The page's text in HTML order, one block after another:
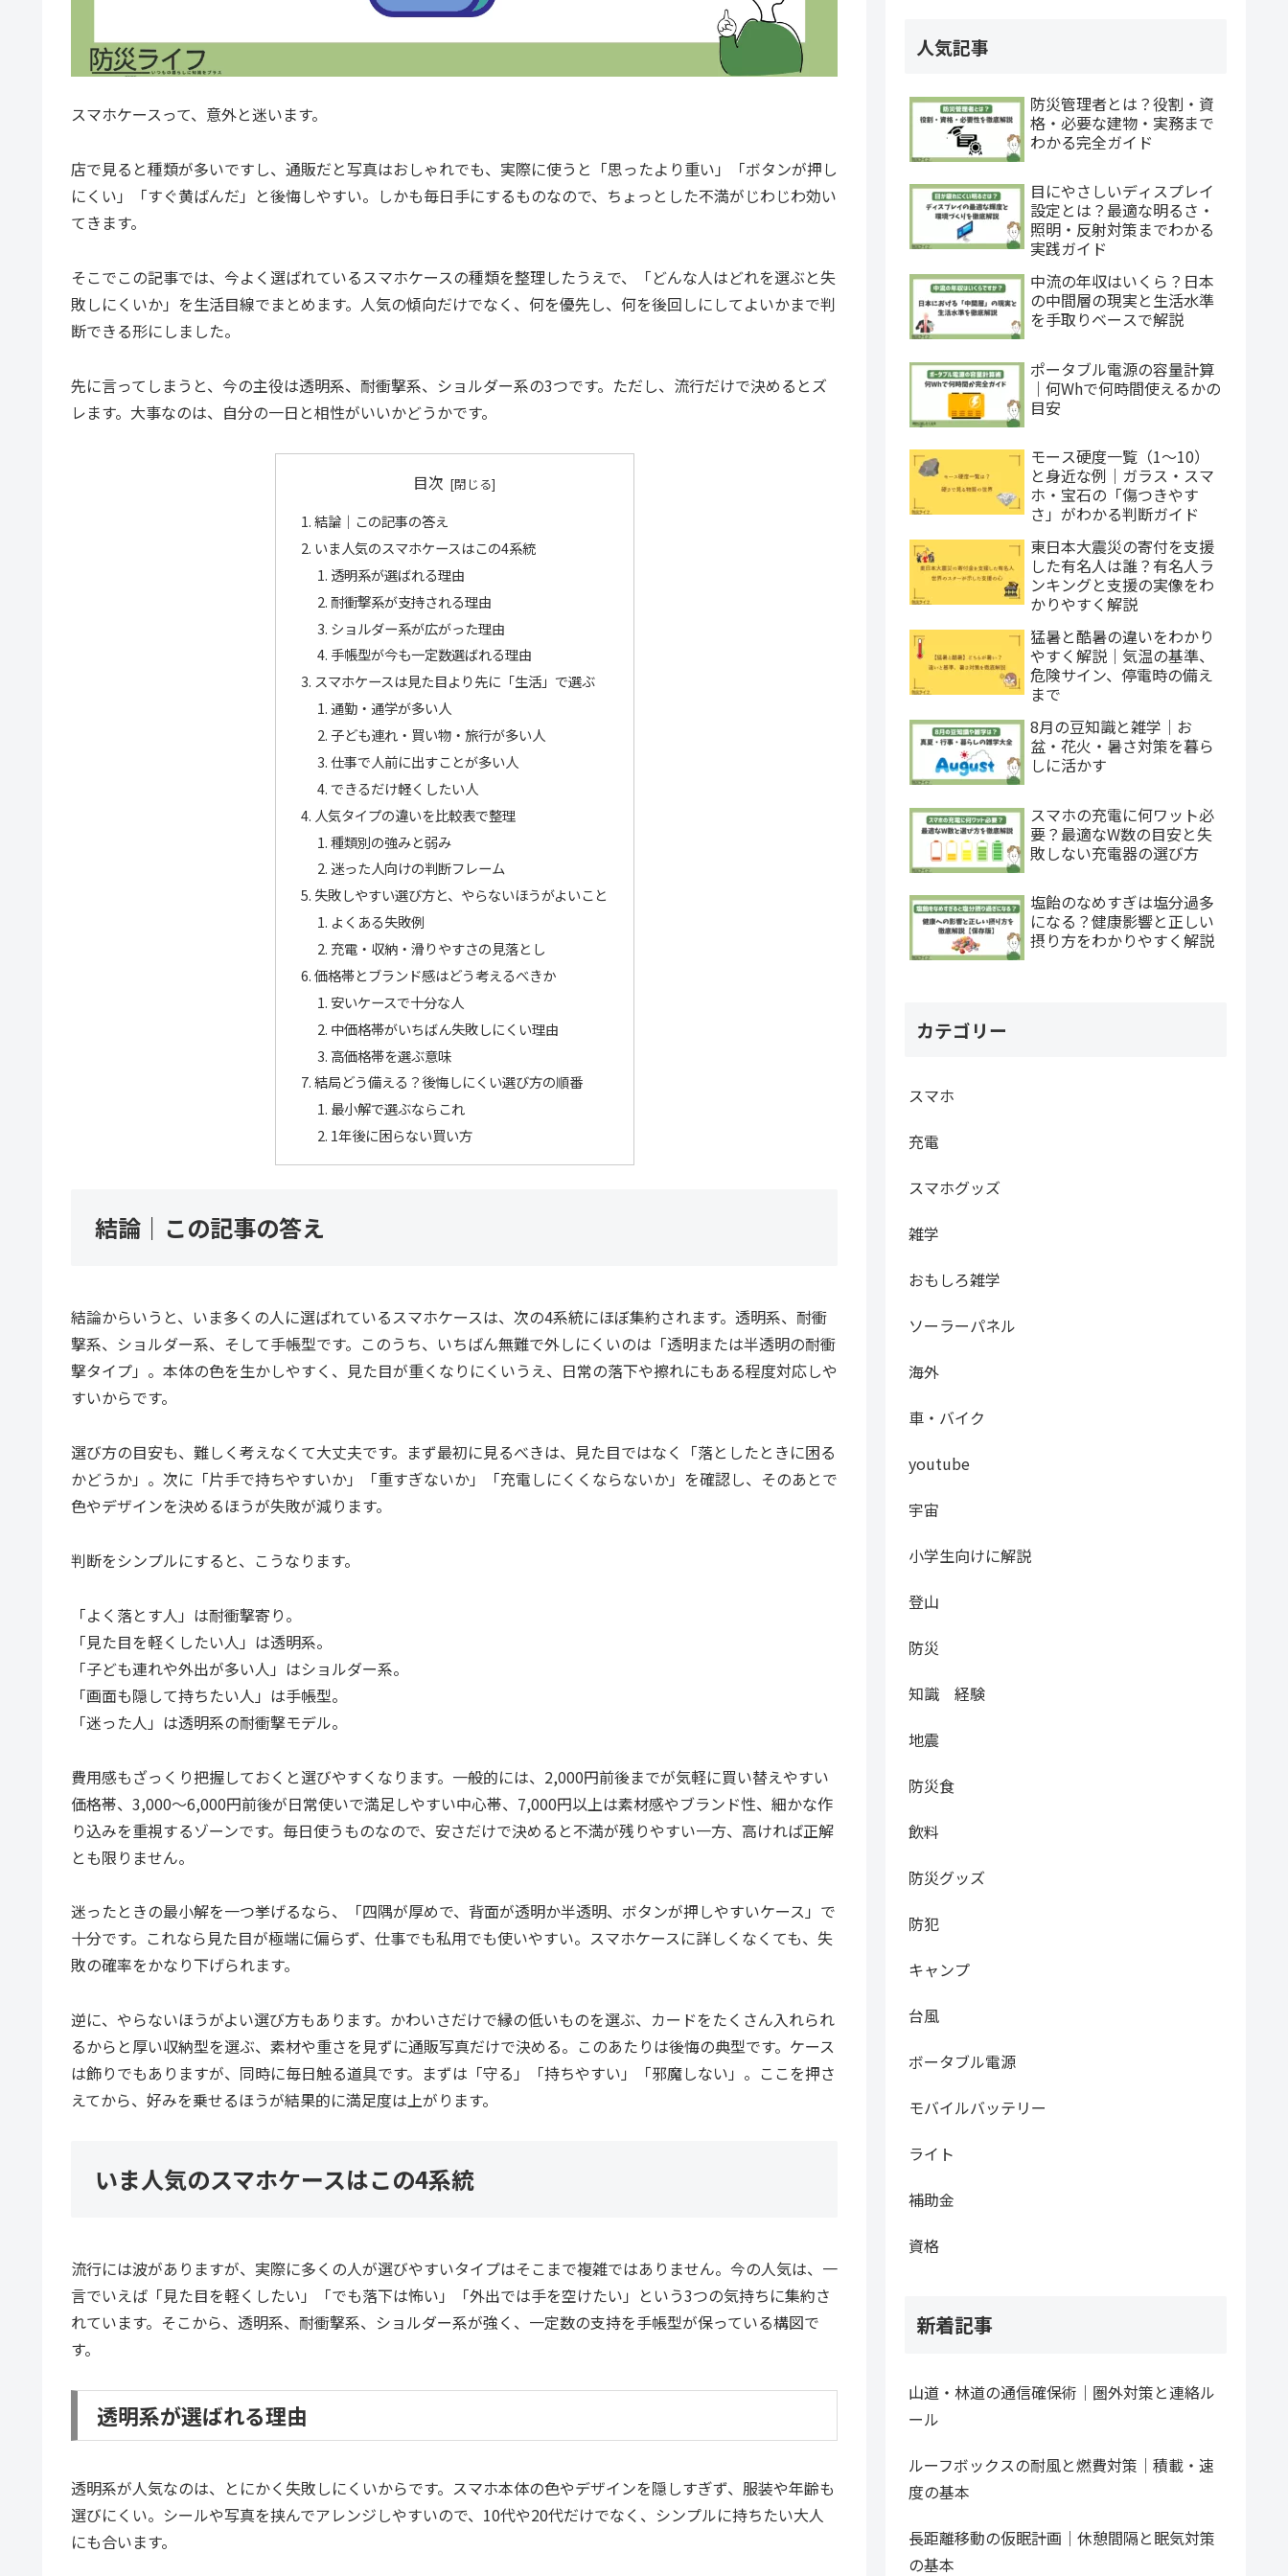
スマホケースって、意外と迷います。
店で見ると種類が多いですし、通販だと写真はおしゃれでも、実際に使うと「思ったより重い」「ボタンが押し
にくい」「すぐ黄ばんだ」と後悔しやすい。しかも毎日手にするものなので、ちょっとした不満がじわじわ効い
てきます。
そこでこの記事では、今よく選ばれているスマホケースの種類を整理したうえで、「どんな人はどれを選ぶと失
敗しにくいか」を生活目線でまとめます。人気の傾向だけでなく、何を優先し、何を後回しにしてよいかまで判
断できる形にしました。
先に言ってしまうと、今の主役は透明系、耐衝撃系、ショルダー系の3つです。ただし、流行だけで決めるとズ
レます。大事なのは、自分の一日と相性がいいかどうかです。
目次
結論｜この記事の答え
いま人気のスマホケースはこの4系統
透明系が選ばれる理由
耐衝撃系が支持される理由
ショルダー系が広がった理由
手帳型が今も一定数選ばれる理由
スマホケースは見た目より先に「生活」で選ぶ
通勤・通学が多い人
子ども連れ・買い物・旅行が多い人
仕事で人前に出すことが多い人
できるだけ軽くしたい人
人気タイプの違いを比較表で整理
種類別の強みと弱み
迷った人向けの判断フレーム
失敗しやすい選び方と、やらないほうがよいこと
よくある失敗例
充電・収納・滑りやすさの見落とし
価格帯とブランド感はどう考えるべきか
安いケースで十分な人
中価格帯がいちばん失敗しにくい理由
高価格帯を選ぶ意味
結局どう備える？後悔しにくい選び方の順番
最小解で選ぶならこれ
1年後に困らない買い方
結論｜この記事の答え
結論からいうと、いま多くの人に選ばれているスマホケースは、次の4系統にほぼ集約されます。透明系、耐衝
撃系、ショルダー系、そして手帳型です。このうち、いちばん無難で外しにくいのは「透明または半透明の耐衝
撃タイプ」。本体の色を生かしやすく、見た目が重くなりにくいうえ、日常の落下や擦れにもある程度対応しや
すいからです。
選び方の目安も、難しく考えなくて大丈夫です。まず最初に見るべきは、見た目ではなく「落としたときに困る
かどうか」。次に「片手で持ちやすいか」「重すぎないか」「充電しにくくならないか」を確認し、そのあとで
色やデザインを決めるほうが失敗が減ります。
判断をシンプルにすると、こうなります。
「よく落とす人」は耐衝撃寄り。
「見た目を軽くしたい人」は透明系。
「子ども連れや外出が多い人」はショルダー系。
「画面も隠して持ちたい人」は手帳型。
「迷った人」は透明系の耐衝撃モデル。
費用感もざっくり把握しておくと選びやすくなります。一般的には、2,000円前後までが気軽に買い替えやすい
価格帯、3,000〜6,000円前後が日常使いで満足しやすい中心帯、7,000円以上は素材感やブランド性、細かな作
り込みを重視するゾーンです。毎日使うものなので、安さだけで決めると不満が残りやすい一方、高ければ正解
とも限りません。
迷ったときの最小解を一つ挙げるなら、「四隅が厚めで、背面が透明か半透明、ボタンが押しやすいケース」で
十分です。これなら見た目が極端に偏らず、仕事でも私用でも使いやすい。スマホケースに詳しくなくても、失
敗の確率をかなり下げられます。
逆に、やらないほうがよい選び方もあります。かわいさだけで縁の低いものを選ぶ、カードをたくさん入れられ
るからと厚い収納型を選ぶ、素材や重さを見ずに通販写真だけで決める。このあたりは後悔の典型です。ケース
は飾りでもありますが、同時に毎日触る道具です。まずは「守る」「持ちやすい」「邪魔しない」。ここを押さ
えてから、好みを乗せるほうが結果的に満足度は上がります。
いま人気のスマホケースはこの4系統
流行には波がありますが、実際に多くの人が選びやすいタイプはそこまで複雑ではありません。今の人気は、一
言でいえば「見た目を軽くしたい」「でも落下は怖い」「外出では手を空けたい」という3つの気持ちに集約さ
れています。そこから、透明系、耐衝撃系、ショルダー系が強く、一定数の支持を手帳型が保っている構図で
す。
透明系が選ばれる理由
透明系が人気なのは、とにかく失敗しにくいからです。スマホ本体の色やデザインを隠しすぎず、服装や年齢も
選びにくい。シールや写真を挟んでアレンジしやすいので、10代や20代だけでなく、シンプルに持ちたい大人
にも合います。
人気記事
防災管理者とは？役割・資
格・必要な建物・実務まで
わかる完全ガイド
目にやさしいディスプレイ
設定とは？最適な明るさ・
照明・反射対策までわかる
実践ガイド
中流の年収はいくら？日本
の中間層の現実と生活水準
を手取りベースで解説
ポータブル電源の容量計算
｜何Whで何時間使えるかの
目安
モース硬度一覧（1〜10）
と身近な例｜ガラス・スマ
ホ・宝石の「傷つきやす
さ」がわかる判断ガイド
東日本大震災の寄付を支援
した有名人は誰？有名人ラ
ンキングと支援の実像をわ
かりやすく解説
猛暑と酷暑の違いをわかり
やすく解説｜気温の基準、
危険サイン、停電時の備え
まで
8月の豆知識と雑学｜お
盆・花火・暑さ対策を暮ら
しに活かす
スマホの充電に何ワット必
要？最適なW数の目安と失
敗しない充電器の選び方
塩飴のなめすぎは塩分過多
になる？健康影響と正しい
摂り方をわかりやすく解説
カテゴリー
スマホ
充電
スマホグッズ
雑学
おもしろ雑学
ソーラーパネル
海外
車・バイク
youtube
宇宙
小学生向けに解説
登山
防災
知識 経験
地震
防災食
飲料
防災グッズ
防犯
キャンプ
台風
ボータブル電源
モバイルバッテリー
ライト
補助金
資格
新着記事
山道・林道の通信確保術｜圏外対策と連絡ル
ール
ルーフボックスの耐風と燃費対策｜積載・速
度の基本
長距離移動の仮眠計画｜休憩間隔と眠気対策
の基本